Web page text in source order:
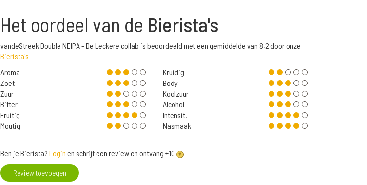
Het oordeel van de Bierista's
vandeStreek Double NEIPA - De Leckere collab is beoordeeld met een gemiddelde van 8,2 door onze
Bierista's
Aroma
Zoet
Zuur
Bitter
Fruitig
Moutig
Kruidig
Body
Koolzuur
Alcohol
Intensit.
Nasmaak
Ben je Bierista? Login en schrijf een review en ontvang +10
Review toevoegen